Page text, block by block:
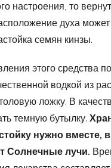
настроения, то
духа
семян кинзы.
этого средства
водкой из
ложку. В
темную бутылку.
нужно вместе,
Солнечные лучи.